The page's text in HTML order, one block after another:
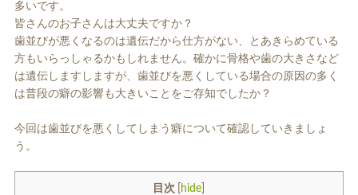
入れ歯 矯正治療
多いです。
皆さんのお子さんは大丈夫ですか？
歯並びが悪くなるのは遺伝だから仕方がない、とあきらめている
方もいらっしゃるかもしれません。確かに骨格や歯の大きさなど
は遺伝しますしますが、歯並びを悪くしている場合の原因の多く
は普段の癖の影響も大きいことをご存知でしたか？
今回は歯並びを悪くしてしまう癖について確認していきましょ
う。
目次 hide